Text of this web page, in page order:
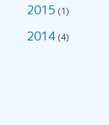
2015 (1)
2014(4)